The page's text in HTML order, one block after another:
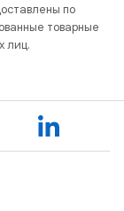
по
товарные
лиц.